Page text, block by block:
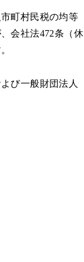
町村民税の均等
会社法472条（休
び一般財団法人